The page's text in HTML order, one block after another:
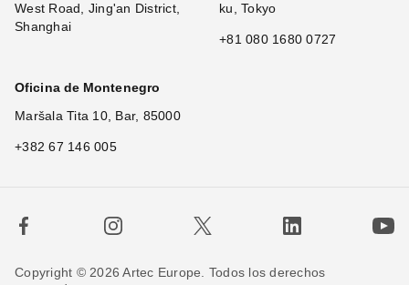
West Road, Jing'an District,
Shanghai
ku, Tokyo
+81 080 1680 0727
Oficina de Montenegro
Maršala Tita 10, Bar, 85000
+382 67 146 005
Copyright © 2026 Artec Europe. Todos los derechos